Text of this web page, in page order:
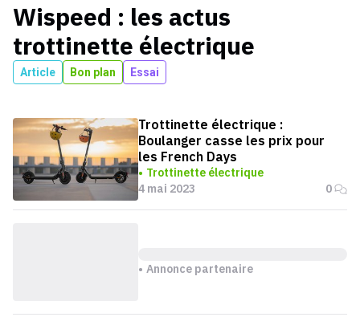
Wispeed : les actus
trottinette électrique
Article Bon plan Essai
Trottinette électrique :
Boulanger casse les prix pour
les French Days
Trottinette électrique
4 mai 2023
0
Annonce partenaire